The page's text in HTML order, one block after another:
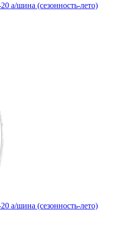
а/шина (сезонность-лето)
а/шина (сезонность-лето)